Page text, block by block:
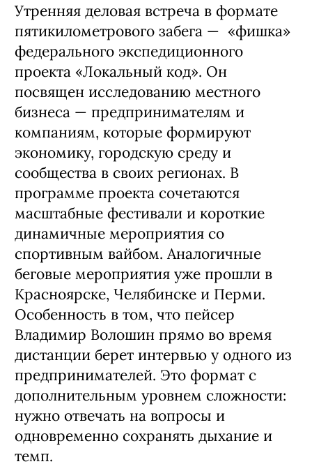
Утренняя деловая встреча в формате
пятикилометрового забега — «фишка»
федерального экспедиционного
проекта «Локальный код». Он
посвящен исследованию местного
бизнеса — предпринимателям и
компаниям, которые формируют
экономику, городскую среду и
сообщества в своих регионах. В
программе проекта сочетаются
масштабные фестивали и короткие
динамичные мероприятия со
спортивным вайбом. Аналогичные
беговые мероприятия уже прошли в
Красноярске, Челябинске и Перми.
Особенность в том, что пейсер
Владимир Волошин прямо во время
дистанции берет интервью у одного из
предпринимателей. Это формат с
дополнительным уровнем сложности:
нужно отвечать на вопросы и
одновременно сохранять дыхание и
темп.